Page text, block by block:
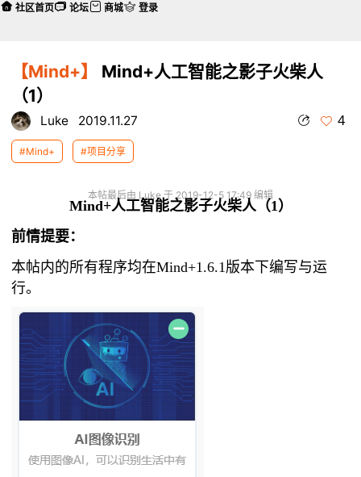
【Mind+】
Mind+人工智能之影子火柴人
（1）
Luke 2019.11.27 4
#Mind+ #项目分享
本帖最后由 Luke 于 2019-12-5 17:49 编辑
Mind+人工智能之影子火柴人（1）
前情提要：
本帖内的所有程序均在Mind+1.6.1版本下编写与运
行。
社区首页 论坛 商城 登录